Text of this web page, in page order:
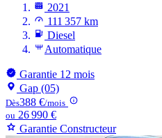
2021
111 357 km
Diesel
Automatique
Garantie 12 mois
Gap (05)
Dès388 €/mois
ou 26 990 €
Garantie Constructeur